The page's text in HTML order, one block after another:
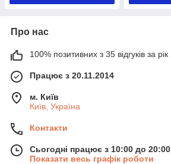
Про нас
100% позитивних з 35 відгуків за рік
Працює з 20.11.2014
м. Київ
Київ, Україна
Контакти
Сьогодні працює з 10:00 до 20:00
Показати весь графік роботи